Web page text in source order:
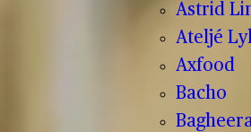
Astrid
Ateljé
Axfood
Bacho